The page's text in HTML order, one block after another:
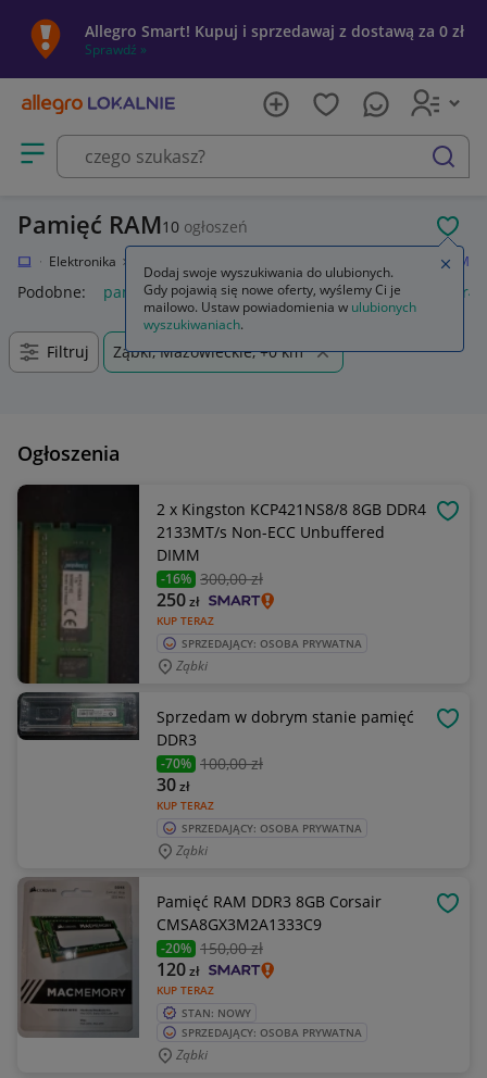
Allegro Smart! Kupuj i sprzedawaj z dostawą za 0 zł
Sprawdź »
Otwórz menu z kategoriami
szukaj
Pamięć RAM10 ogłoszeń
Elektronika Pamięć RAM
Podobne: pamięć ram pamięć ram ddr5 pamięć ram ddr4
Filtruj Ząbki, Mazowieckie, +0 km
Ogłoszenia
2 x Kingston KCP421NS8/8 8GB DDR4
2133MT/s Non-ECC Unbuffered
DIMM
-16% 300,00 zł
KUP TERAZ
250zł
SPRZEDAJĄCY: OSOBA PRYWATNA
Ząbki
Sprzedam w dobrym stanie pamięć
DDR3
-70% 100,00 zł
KUP TERAZ
30zł
SPRZEDAJĄCY: OSOBA PRYWATNA
Ząbki
Pamięć RAM DDR3 8GB Corsair
CMSA8GX3M2A1333C9
-20% 150,00 zł
KUP TERAZ
120zł
STAN: NOWY
SPRZEDAJĄCY: OSOBA PRYWATNA
Ząbki
Dodaj swoje wyszukiwania do ulubionych.
Gdy pojawią się nowe oferty, wyślemy Ci je
mailowo. Ustaw powiadomienia w ulubionych
wyszukiwaniach.